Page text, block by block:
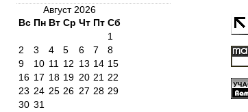
Август 2026
Вс Пн Вт Ср Чт Пт Сб
1
2
3 4 5 6 7
8
9
10 11 12 13 14 15
16 17 18 19 20 21 22
23 24 25 26 27 28 29
30 31